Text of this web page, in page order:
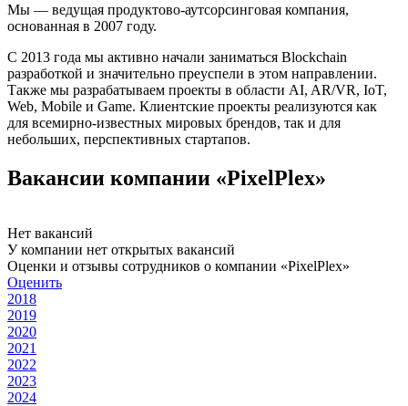
Мы — ведущая продуктово-аутсорсинговая компания,
основанная в 2007 году.
С 2013 года мы активно начали заниматься Blockchain
разработкой и значительно преуспели в этом направлении.
Также мы разрабатываем проекты в области AI, AR/VR, IoT,
Web, Mobile и Game. Клиентские проекты реализуются как
для всемирно-известных мировых брендов, так и для
небольших, перспективных стартапов.
Вакансии компании «PixelPlex»
Нет вакансий
У компании нет открытых вакансий
Оценки и отзывы сотрудников о компании «PixelPlex»
Оценить
2018
2019
2020
2021
2022
2023
2024